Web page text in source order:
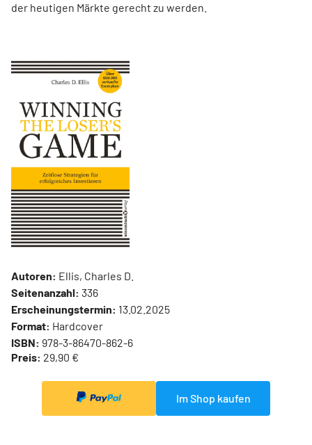
der heutigen Märkte gerecht zu werden.
Autoren: Ellis, Charles D.
Seitenanzahl: 336
Erscheinungstermin: 13.02.2025
Format: Hardcover
ISBN: 978-3-86470-862-6
Preis: 29,90 €
Im Shop kaufen